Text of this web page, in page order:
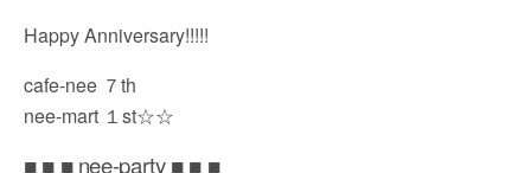
Happy Anniversary!!!!!
cafe-nee ７th
nee-mart １st☆☆
■ ■ ■ nee-party ■ ■ ■